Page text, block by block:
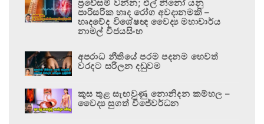
ප්‍රවේසම් වන්න; එල් නිනෝ යනු
පාරිසරික හෘද රෝග අවදානමකි –
හෘදවේද විශේෂඥ වෛද්‍ය මහාචාර්ය
නාමල් විජයසිංහ
අපරාධ නීතියේ පරම පදනම හෙවත්
වරදට සරිලන දඬුවම
කුස තුළ සැඟවුණු නොනිදන කම්හල –
වෛද්‍ය සුගත් විජේවර්ධන